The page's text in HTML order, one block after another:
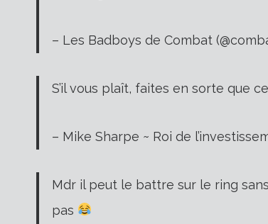
– Les Badboys de Combat
S’il vous plaît, faites en sorte que
– Mike Sharpe ~ Roi de
Mdr il peut le battre sur le ring
pas